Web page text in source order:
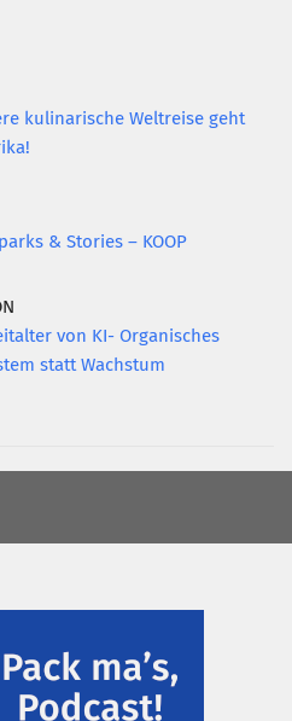
kulinarische Weltreise geht
& Stories – KOOP
von KI- Organisches
statt Wachstum